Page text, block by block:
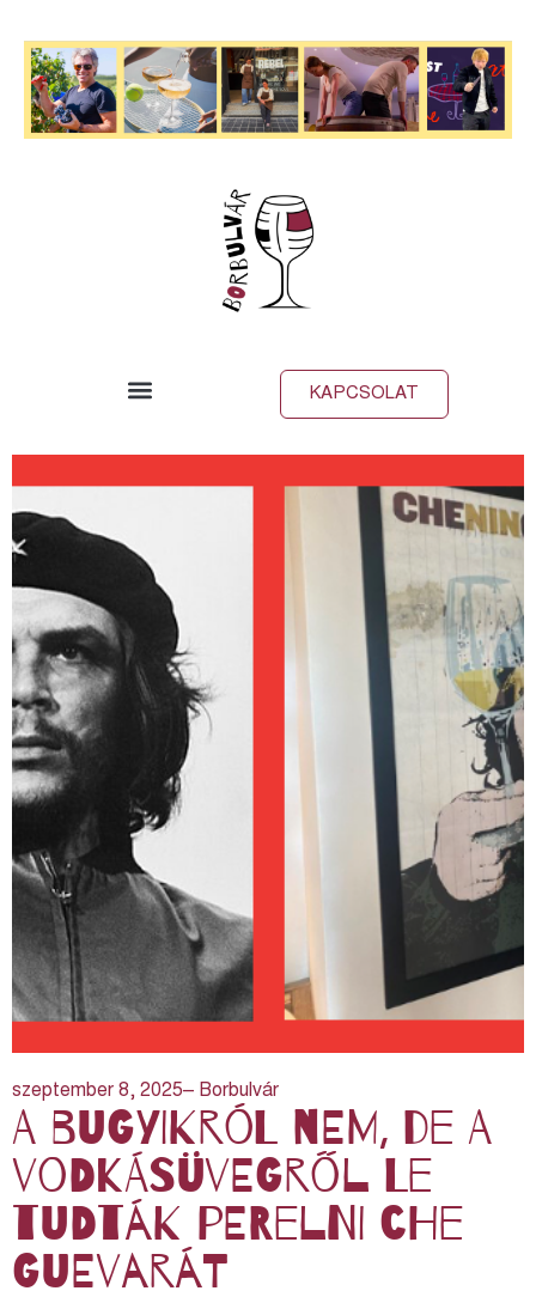
KAPCSOLAT
szeptember 8, 2025– Borbulvár
A bugyikról nem, de a
vodkásüvegről le
tudták perelni Che
Guevarát